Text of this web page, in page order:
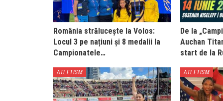
România strălucește la Volos:
Locul 3 pe națiuni și 8 medalii la
Campionatele…
De la
Auchan
start de la
ATLETISM ATLETISM